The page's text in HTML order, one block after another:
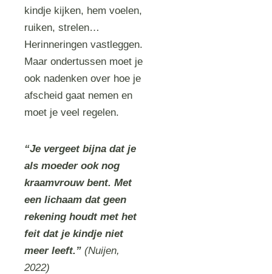
kindje kijken, hem voelen,
ruiken, strelen…
Herinneringen vastleggen.
Maar ondertussen moet je
ook nadenken over hoe je
afscheid gaat nemen en
moet je veel regelen.
“Je vergeet bijna dat je
als moeder ook nog
kraamvrouw bent. Met
een lichaam dat geen
rekening houdt met het
feit dat je kindje niet
meer leeft.” (Nuijen,
2022)